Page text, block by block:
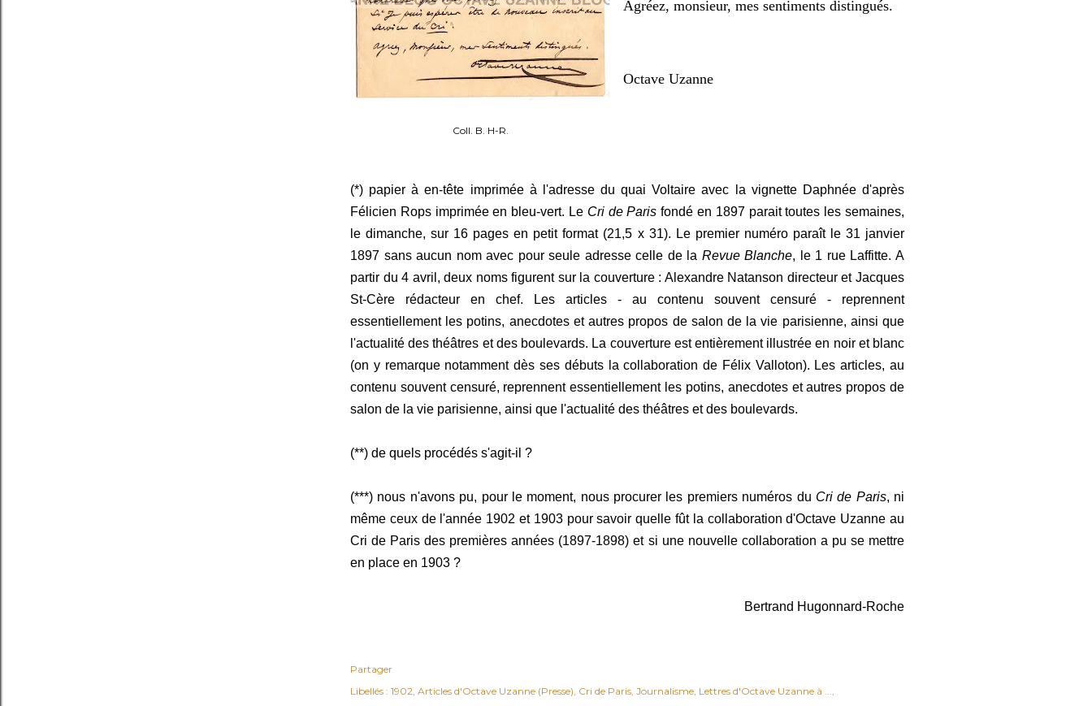
Coll. B. H-R.
Agréez, monsieur, mes sentiments distingués.
Octave Uzanne
(*) papier à en-tête imprimée à l'adresse du quai Voltaire avec la vignette Daphnée d'après
Félicien Rops imprimée en bleu-vert. Le Cri de Paris fondé en 1897 parait toutes les semaines,
le dimanche, sur 16 pages en petit format (21,5 x 31). Le premier numéro paraît le 31 janvier
1897 sans aucun nom avec pour seule adresse celle de la Revue Blanche, le 1 rue Laffitte. A
partir du 4 avril, deux noms figurent sur la couverture : Alexandre Natanson directeur et Jacques
St-Cère rédacteur en chef. Les articles - au contenu souvent censuré - reprennent
essentiellement les potins, anecdotes et autres propos de salon de la vie parisienne, ainsi que
l'actualité des théâtres et des boulevards. La couverture est entièrement illustrée en noir et blanc
(on y remarque notamment dès ses débuts la collaboration de Félix Valloton). Les articles, au
contenu souvent censuré, reprennent essentiellement les potins, anecdotes et autres propos de
salon de la vie parisienne, ainsi que l'actualité des théâtres et des boulevards.
(**) de quels procédés s'agit-il ?
(***) nous n'avons pu, pour le moment, nous procurer les premiers numéros du Cri de Paris, ni
même ceux de l'année 1902 et 1903 pour savoir quelle fût la collaboration d'Octave Uzanne au
Cri de Paris des premières années (1897-1898) et si une nouvelle collaboration a pu se mettre
en place en 1903 ?
Bertrand Hugonnard-Roche
Partager
Libellés : 1902 Articles d'Octave Uzanne (Presse) Cri de Paris Journalisme Lettres d'Octave Uzanne à ...